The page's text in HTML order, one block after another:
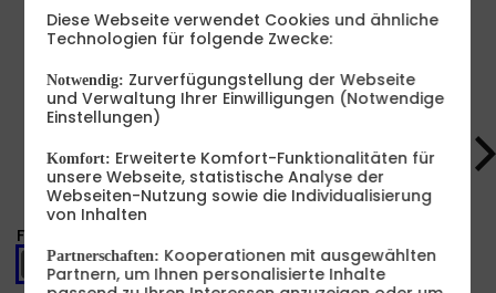
Produkt- und Sicherheitsinformationen
Farbe -
Diese Webseite verwendet Cookies und ähnliche
Technologien für folgende Zwecke:
Notwendig: Zurverfügungstellung der Webseite
und Verwaltung Ihrer Einwilligungen (Notwendige
Einstellungen)
Komfort: Erweiterte Komfort-Funktionalitäten für
unsere Webseite, statistische Analyse der
Webseiten-Nutzung sowie die Individualisierung
von Inhalten
Partnerschaften: Kooperationen mit ausgewählten
Partnern, um Ihnen personalisierte Inhalte